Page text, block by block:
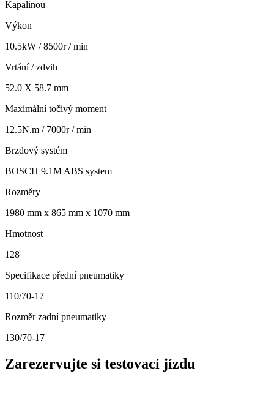
Kapalinou
Výkon
10.5kW / 8500r / min
Vrtání / zdvih
52.0 X 58.7 mm
Maximální točivý moment
12.5N.m / 7000r / min
Brzdový systém
BOSCH 9.1M ABS system
Rozměry
1980 mm x 865 mm x 1070 mm
Hmotnost
128
Specifikace přední pneumatiky
110/70-17
Rozměr zadní pneumatiky
130/70-17
Zarezervujte si testovací jízdu